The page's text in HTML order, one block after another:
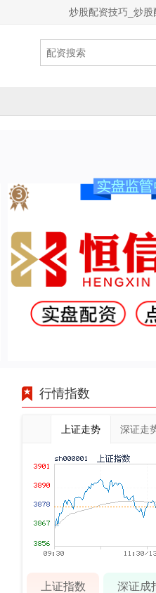
炒股配资技巧_炒
行情指数
上证走势 深证走
上证指数 深证成